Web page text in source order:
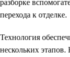
разборке
перехода к отделке.
Технология
нескольких